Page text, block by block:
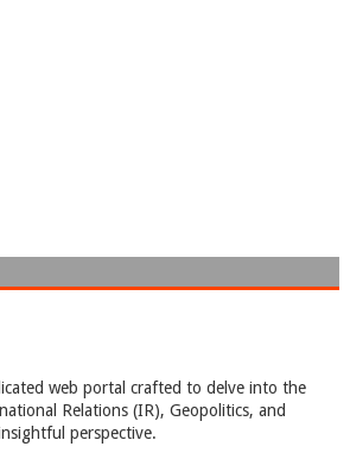
web portal crafted to delve into the
Relations (IR), Geopolitics, and
perspective.